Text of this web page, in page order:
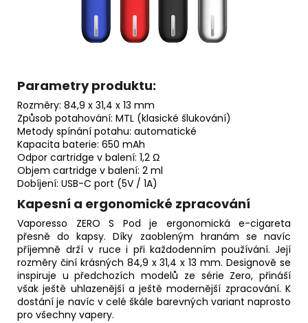
Parametry produktu:
Rozměry: 84,9 x 31,4 x 13 mm
Způsob potahování: MTL (klasické šlukování)
Metody spínání potahu: automatické
Kapacita baterie: 650 mAh
Odpor cartridge v balení: 1,2 Ω
Objem cartridge v balení: 2 ml
Dobíjení: USB-C port (5V / 1A)
Kapesní a ergonomické zpracování
Vaporesso ZERO S Pod je ergonomická e-cigareta
přesně do kapsy. Díky zaobleným hranám se navíc
příjemně drží v ruce i při každodenním používání. Její
rozměry činí krásných 84,9 x 31,4 x 13 mm. Designově se
inspiruje u předchozích modelů ze série Zero, přináší
však ještě uhlazenější a ještě modernější zpracování. K
dostání je navíc v celé škále barevných variant naprosto
pro všechny vapery.